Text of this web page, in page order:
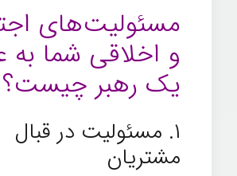
مسئولیت‌های
و اخلاقی شما به
یک رهبر چیست؟
۱. مسئولیت در قبال
مشتریان